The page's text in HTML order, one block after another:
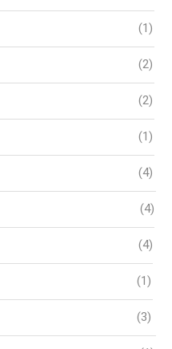
(1)
(2)
(2)
(1)
(4)
(4)
(4)
(1)
(3)